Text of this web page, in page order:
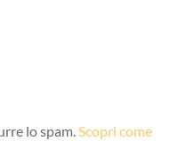
lo spam.Scopri come